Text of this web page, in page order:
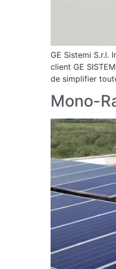
GE Sistemi S.r.l.
client GE
de simplifier
Mono-